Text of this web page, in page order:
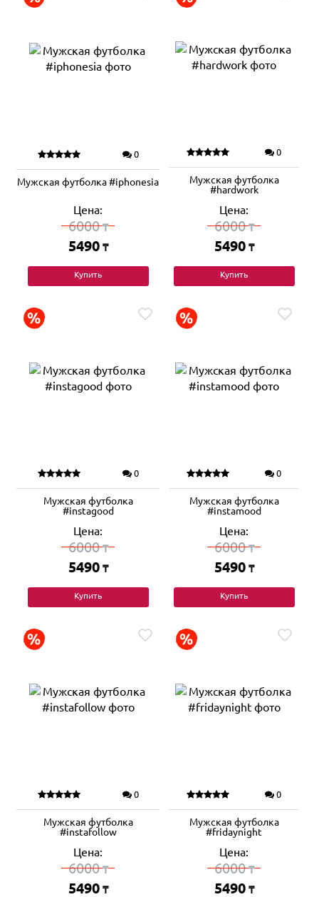
0
Мужская футболка #iphonesia
Цена:
6000₸
5490 ₸
Купить
0
Мужская футболка
#hardwork
Цена:
6000₸
5490 ₸
Купить
0
Мужская футболка
#instagood
Цена:
6000₸
5490 ₸
Купить
0
Мужская футболка
#instamood
Цена:
6000₸
5490 ₸
Купить
0
Мужская футболка
#instafollow
Цена:
6000₸
5490 ₸
0
Мужская футболка
#fridaynight
Цена:
6000₸
5490 ₸